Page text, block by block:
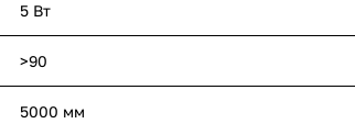
5 Вт
>90
5000 мм